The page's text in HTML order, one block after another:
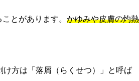
とがあります。 かゆみや皮膚の灼熱
方は「落屑（らくせつ）」と呼ば